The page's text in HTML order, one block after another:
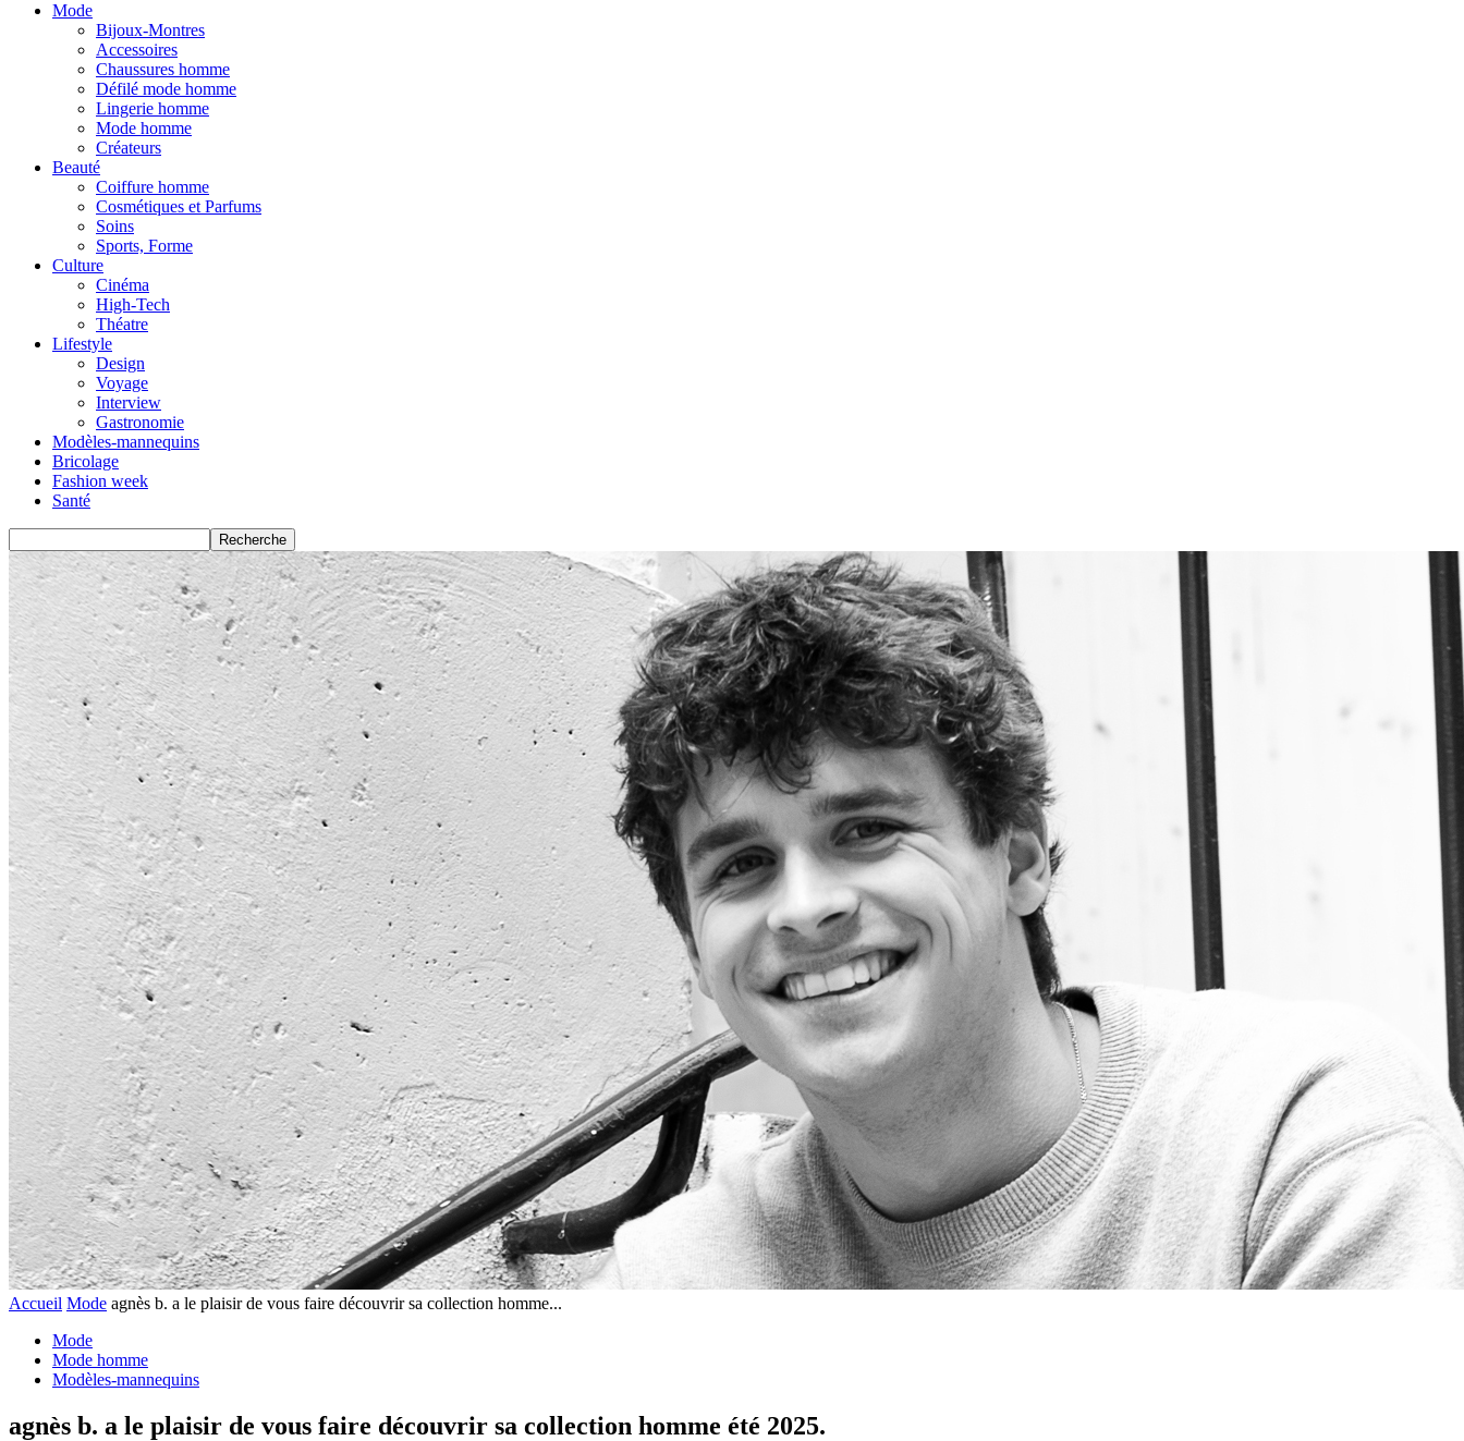
Mode
Bijoux-Montres
Accessoires
Chaussures homme
Défilé mode homme
Lingerie homme
Mode homme
Créateurs
Beauté
Coiffure homme
Cosmétiques et Parfums
Soins
Sports, Forme
Culture
Cinéma
High-Tech
Théatre
Lifestyle
Design
Voyage
Interview
Gastronomie
Modèles-mannequins
Bricolage
Fashion week
Santé
Accueil Mode agnès b. a le plaisir de vous faire découvrir sa collection homme...
Mode
Mode homme
Modèles-mannequins
agnès b. a le plaisir de vous faire découvrir sa collection homme été 2025.